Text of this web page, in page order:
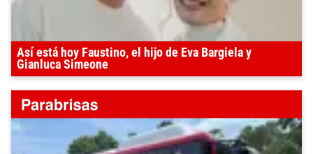
Así está hoy Faustino, el hijo de Eva Bargiela y
Gianluca Simeone